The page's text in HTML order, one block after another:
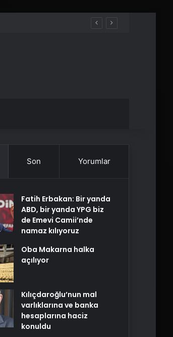
Son Yorumlar
Fatih Erbakan: Bir yanda
ABD, bir yanda YPG biz
de Emevi Camii’nde
namaz kılıyoruz
Oba Makarna halka
açılıyor
Kılıçdaroğlu’nun mal
varlıklarına ve banka
hesaplarına haciz
konuldu